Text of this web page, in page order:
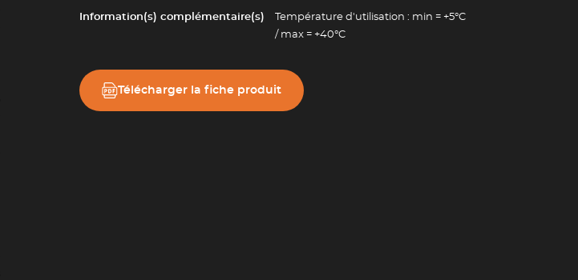
Information(s) complémentaire(s)
Température d'utilisation : min = +5°C
/ max = +40°C
Télécharger la fiche produit